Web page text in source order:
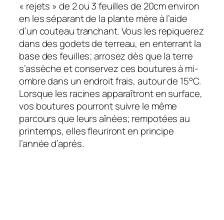
« rejets » de 2 ou 3 feuilles de 20cm environ
en les séparant de la plante mère à l’aide
d’un couteau tranchant. Vous les repiquerez
dans des godets de terreau, en enterrant la
base des feuilles; arrosez dès que la terre
s’assèche et conservez ces boutures à mi-
ombre dans un endroit frais, autour de 15°C.
Lorsque les racines apparaîtront en surface,
vos boutures pourront suivre le même
parcours que leurs aînées; rempotées au
printemps, elles fleuriront en principe
l’année d’aprés.